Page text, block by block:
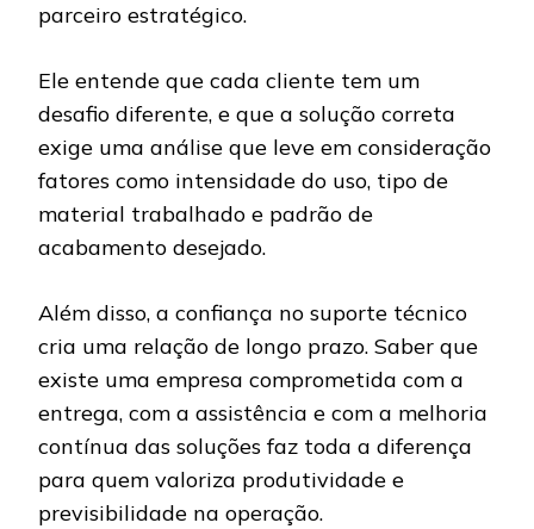
parceiro estratégico.
Ele entende que cada cliente tem um
desafio diferente, e que a solução correta
exige uma análise que leve em consideração
fatores como intensidade do uso, tipo de
material trabalhado e padrão de
acabamento desejado.
Além disso, a confiança no suporte técnico
cria uma relação de longo prazo. Saber que
existe uma empresa comprometida com a
entrega, com a assistência e com a melhoria
contínua das soluções faz toda a diferença
para quem valoriza produtividade e
previsibilidade na operação.